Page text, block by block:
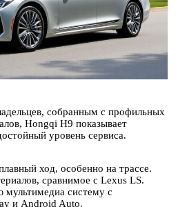
собранным с профильных
Hongqi H9 показывает
уровень сервиса.
ход, особенно на трассе.
сравнимое с Lexus LS.
систему с
и Android Auto.